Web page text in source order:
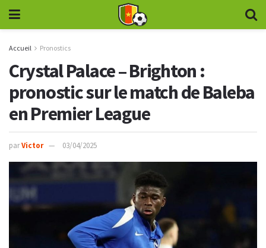
Accueil Pronostics
Crystal Palace – Brighton :
pronostic sur le match de Baleba
en Premier League
parVictor 03/04/2025